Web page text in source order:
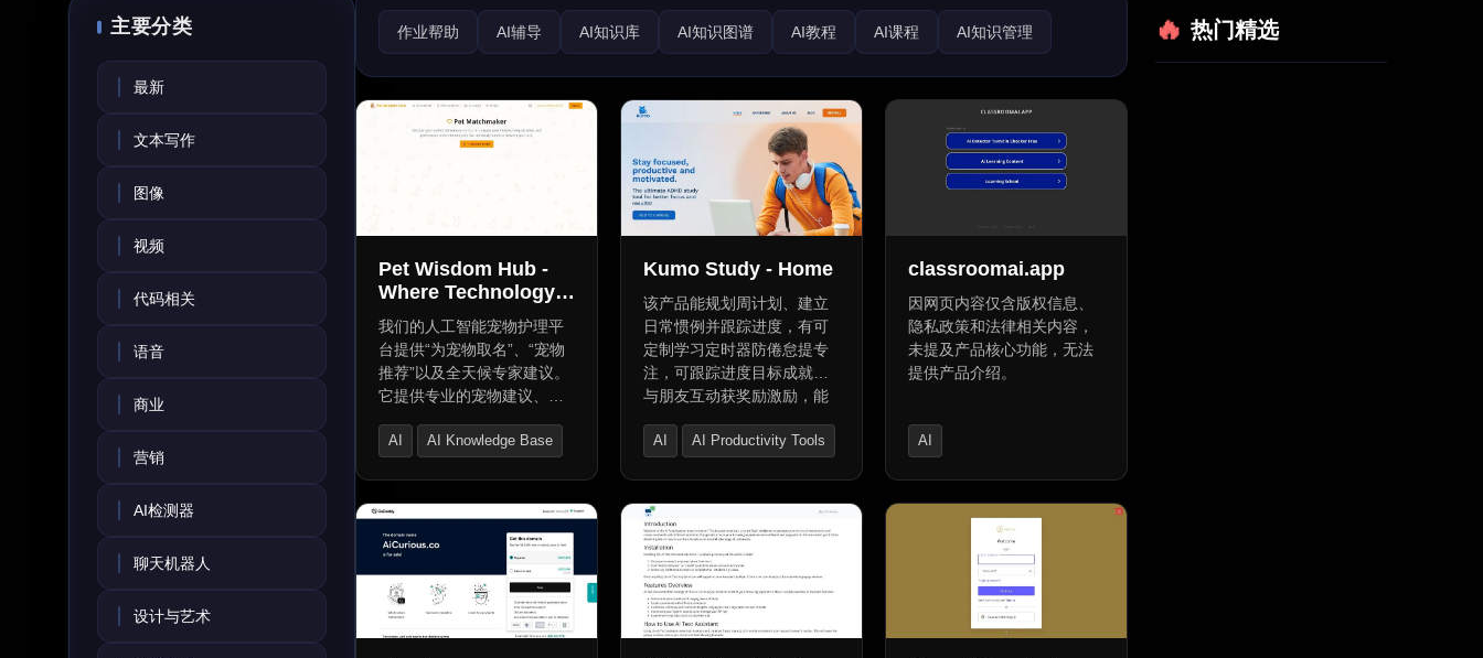
主要分类
最新
文本写作
图像
视频
代码相关
语音
商业
营销
AI检测器
聊天机器人
设计与艺术
作业帮助 AI辅导 AI知识库 AI知识图谱 AI教程 AI课程 AI知识管理
AI测验 AI教育助手
Pet Wisdom Hub -
Where Technology
Meets Tail-Wagging
Happiness
我们的人工智能宠物护理平
台提供“为宠物取名”、“宠物
推荐”以及全天候专家建议。
它提供专业的宠物建议、健
案。分析生活方式、居住环
议。评估生活方式并推荐合
适的宠物，并提供护理见
解。提供全天候宠物护理专
家聊天、安全的聊天记录、
个性化宠物护理计划、社交
分享，帮助找到完美的宠物
AI
AI Knowledge Base
Kumo Study - Home
该产品能规划周计划、建立
日常惯例并跟踪进度，有可
定制学习定时器防倦怠提专
注，可跟踪进度目标成就，
与朋友互动获奖励激励，能
文，限制访问分心网站，还
助事务并发送激励。
AI
AI Productivity Tools
classroomai.app
因网页内容仅含版权信息、
隐私政策和法律相关内容，
未提及产品核心功能，无法
提供产品介绍。
AI
AI Content Generator
热门精选